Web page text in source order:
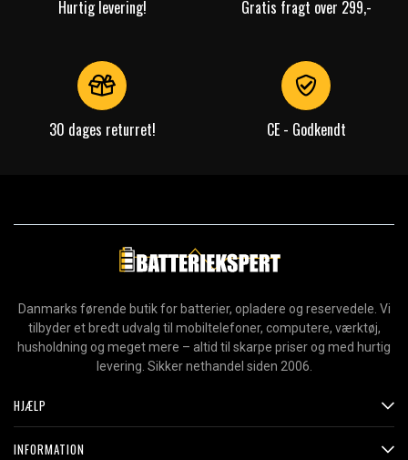
Hurtig levering! Gratis fragt over 299,-
30 dages returret! CE - Godkendt
Danmarks førende butik for batterier, opladere og reservedele. Vi
tilbyder et bredt udvalg til mobiltelefoner, computere, værktøj,
husholdning og meget mere – altid til skarpe priser og med hurtig
levering. Sikker nethandel siden 2006.
HJÆLP
INFORMATION